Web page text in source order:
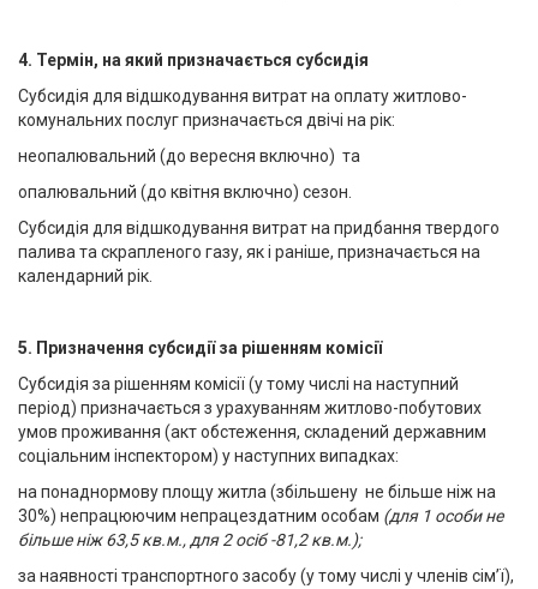
4. Термін, на який призначається субсидія
Субсидія для відшкодування витрат на оплату житлово-
комунальних послуг призначається двічі на рік:
неопалювальний (до вересня включно) та
опалювальний (до квітня включно) сезон.
Субсидія для відшкодування витрат на придбання твердого
палива та скрапленого газу, як і раніше, призначається на
календарний рік.
5. Призначення субсидії за рішенням комісії
Субсидія за рішенням комісії (у тому числі на наступний
період) призначається з урахуванням житлово-побутових
умов проживання (акт обстеження, складений державним
соціальним інспектором) у наступних випадках:
на понаднормову площу житла (збільшену не більше ніж на
30%) непрацюючим непрацездатним особам (для 1 особи не
більше ніж 63,5 кв.м., для 2 осіб -81,2 кв.м.);
за наявності транспортного засобу (у тому числі у членів сім’ї),